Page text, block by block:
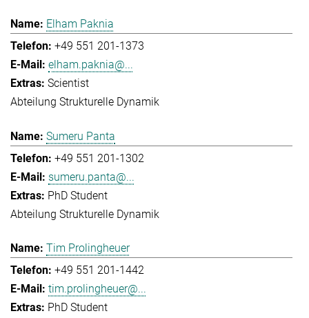
Elham Paknia
+49 551 201-1373
elham.paknia@...
Scientist
Abteilung Strukturelle Dynamik
Sumeru Panta
+49 551 201-1302
sumeru.panta@...
PhD Student
Abteilung Strukturelle Dynamik
Tim Prolingheuer
+49 551 201-1442
tim.prolingheuer@...
PhD Student